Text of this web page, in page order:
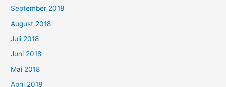
September 2018
August 2018
Juli 2018
Juni 2018
Mai 2018
April 2018